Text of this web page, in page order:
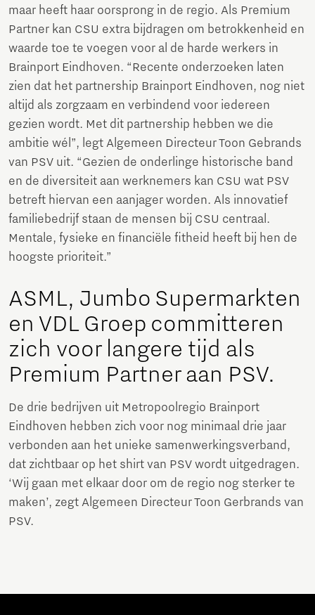
maar heeft haar oorsprong in de regio. Als Premium
Partner kan CSU extra bijdragen om betrokkenheid en
waarde toe te voegen voor al de harde werkers in
Brainport Eindhoven. “Recente onderzoeken laten
zien dat het partnership Brainport Eindhoven, nog niet
altijd als zorgzaam en verbindend voor iedereen
gezien wordt. Met dit partnership hebben we die
ambitie wél”, legt Algemeen Directeur Toon Gebrands
van PSV uit. “Gezien de onderlinge historische band
en de diversiteit aan werknemers kan CSU wat PSV
betreft hiervan een aanjager worden. Als innovatief
familiebedrijf staan de mensen bij CSU centraal.
Mentale, fysieke en financiële fitheid heeft bij hen de
hoogste prioriteit.”
ASML, Jumbo Supermarkten
en VDL Groep committeren
zich voor langere tijd als
Premium Partner aan PSV.
De drie bedrijven uit Metropoolregio Brainport
Eindhoven hebben zich voor nog minimaal drie jaar
verbonden aan het unieke samenwerkingsverband,
dat zichtbaar op het shirt van PSV wordt uitgedragen.
‘Wij gaan met elkaar door om de regio nog sterker te
maken’, zegt Algemeen Directeur Toon Gerbrands van
PSV.